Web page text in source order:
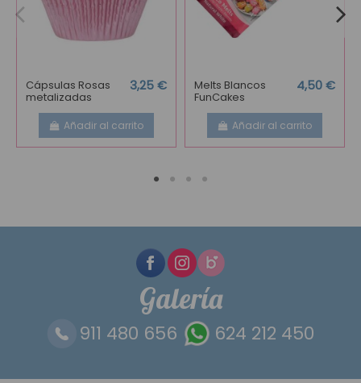
Cápsulas Rosas
metalizadas
3,25 €
Añadir al carrito
Melts Blancos
FunCakes
4,50 €
Añadir al carrito
Galería
911 480 656 624 212 450